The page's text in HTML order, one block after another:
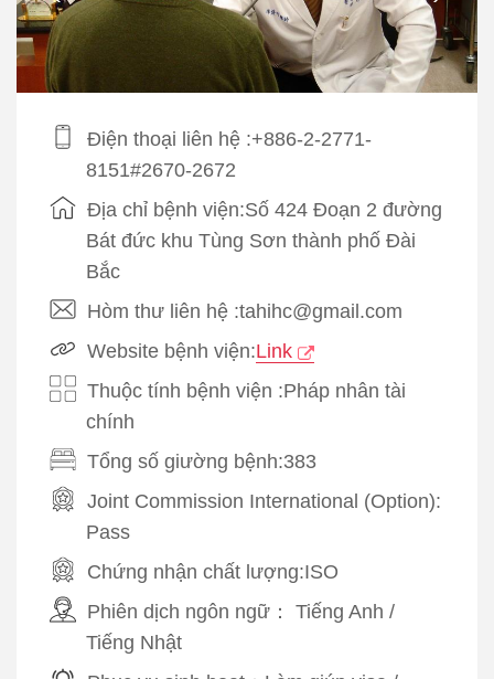
Điện thoại liên hệ :+886-2-2771-
8151#2670-2672
Địa chỉ bệnh viện:Số 424 Đoạn 2 đường
Bát đức khu Tùng Sơn thành phố Đài
Bắc
Hòm thư liên hệ :tahihc@gmail.com
Website bệnh viện:Link
Thuộc tính bệnh viện :Pháp nhân tài
chính
Tổng số giường bệnh:383
Joint Commission International (Option):
Pass
Chứng nhận chất lượng:ISO
Phiên dịch ngôn ngữ： Tiếng Anh /
Tiếng Nhật